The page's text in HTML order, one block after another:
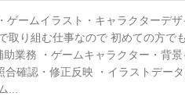
て、実際には役に立たない理
ゲームイラスト・キャラクターデ
取り組む仕事なので 初めての方で
業務 ・ゲームキャラクター・背
合確認・修正反映 ・イラストデー
...